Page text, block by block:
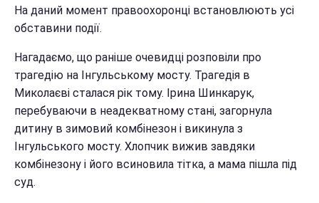
На даний момент правоохоронці встановлюють усі
обставини події.
Нагадаємо, що раніше очевидці розповіли про
трагедію на Інгульському мосту. Трагедія в
Миколаєві сталася рік тому. Ірина Шинкарук,
перебуваючи в неадекватному стані, загорнула
дитину в зимовий комбінезон і викинула з
Інгульського мосту. Хлопчик вижив завдяки
комбінезону і його всиновила тітка, а мама пішла під
суд.